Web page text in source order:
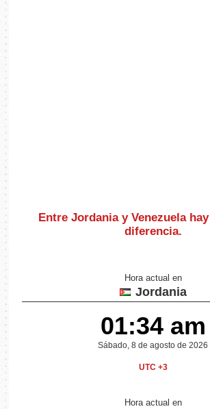
Entre Jordania y Venezuela hay
diferencia.
Hora actual en
Jordania
01:34 am
Sábado, 8 de agosto de 2026
UTC +3
Hora actual en